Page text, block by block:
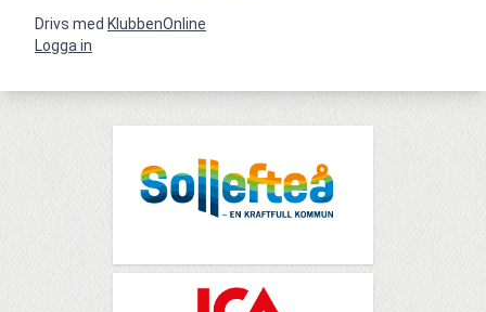
Drivs med KlubbenOnline
Logga in